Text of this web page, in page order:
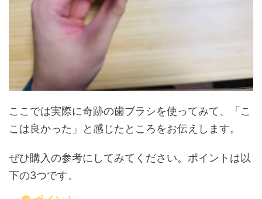
ここでは実際に奇跡の歯ブラシを使ってみて、「こ
こは良かった」と感じたところをお伝えします。
ぜひ購入の参考にしてみてください。ポイントは以
下の3つです。